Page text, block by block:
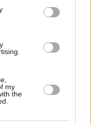
en este sitio web o
my
the